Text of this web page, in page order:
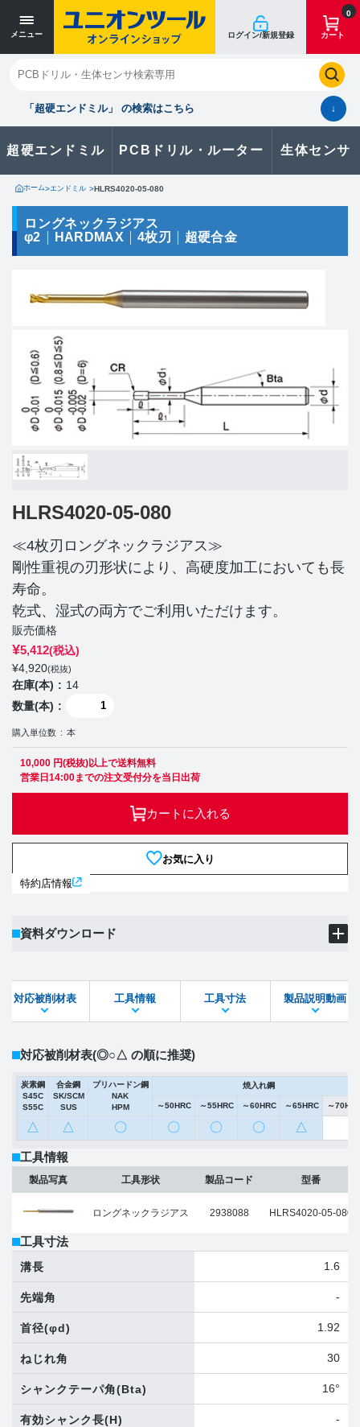
メニュー ログイン/新規登録
0
カート
「超硬エンドミル」 の検索はこちら ↓
超硬エンドミル PCBドリル・ルーター 生体センサ
閉じる
お気に入り クイックオーダー 購入履歴
製品に関するお問い合わせはこちら
お問い合わせ
カタログ一覧
ホーム>エンドミル >HLRS4020-05-080
ロングネックラジアス
φ2
HARDMAX 4枚刃 超硬合金
HLRS4020-05-080
≪4枚刃ロングネックラジアス≫
剛性重視の刃形状により、高硬度加工においても長
寿命。
乾式、湿式の両方でご利用いただけます。
販売価格
¥5,412(税込)
¥4,920(税抜)
在庫(本)
14
数量(本)
購入単位数 本
10,000 円(税抜)以上で送料無料
営業日14:00までの注文受付分を当日出荷
カートに入れる
お気に入り
特約店情報
資料ダウンロード
STEPファイル DXFファイル
対応被削材表 工具情報 工具寸法 製品説明動画
対応被削材表(◎○△ の順に推奨)
炭素鋼
S45C
S55C
合金鋼
SK/SCM
SUS
プリハードン鋼
NAK
HPM
焼入れ鋼
～50HRC ～55HRC ～60HRC ～65HRC ～
△ △ 〇 〇 〇 〇 △
工具情報
寸法単位 [mm]
製品写真 工具形状
ロングネックラジアス
製品コード
2938088
型番
HLRS4020-05-080
工具寸法
寸法単位 [mm]
溝長 1.6
先端角 -
首径(φd) 1.92
ねじれ角 30
シャンクテーパ角(Bta) 16°
有効シャンク長(H) -